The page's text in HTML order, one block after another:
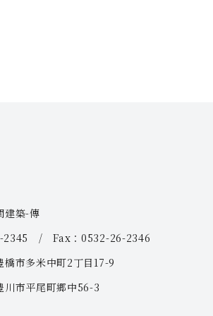
築-傳
2345 / Fax：0532-26-2346
橋市多米中町2丁目17-9
川市平尾町郷中56-3